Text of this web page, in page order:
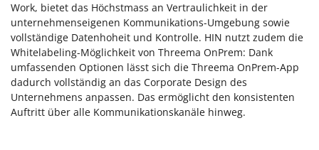
Work, bietet das Höchstmass an Vertraulichkeit in der
unternehmenseigenen Kommunikations-Umgebung sowie
vollständige Datenhoheit und Kontrolle. HIN nutzt zudem die
Whitelabeling-Möglichkeit von Threema OnPrem: Dank
umfassenden Optionen lässt sich die Threema OnPrem-App
dadurch vollständig an das Corporate Design des
Unternehmens anpassen. Das ermöglicht den konsistenten
Auftritt über alle Kommunikationskanäle hinweg.